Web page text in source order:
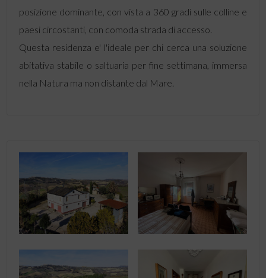
posizione dominante, con vista a 360 gradi sulle colline e
paesi circostanti, con comoda strada di accesso.
Questa residenza e' l'ideale per chi cerca una soluzione
abitativa stabile o saltuaria per fine settimana, immersa
nella Natura ma non distante dal Mare.